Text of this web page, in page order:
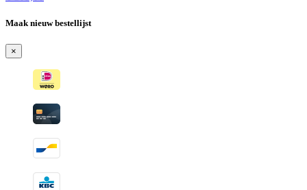
Maak nieuw bestellijst
×